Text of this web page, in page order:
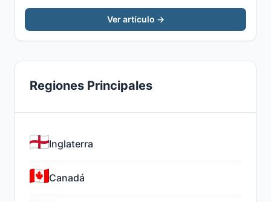
Ver artículo →
Regiones Principales
Inglaterra
Canadá